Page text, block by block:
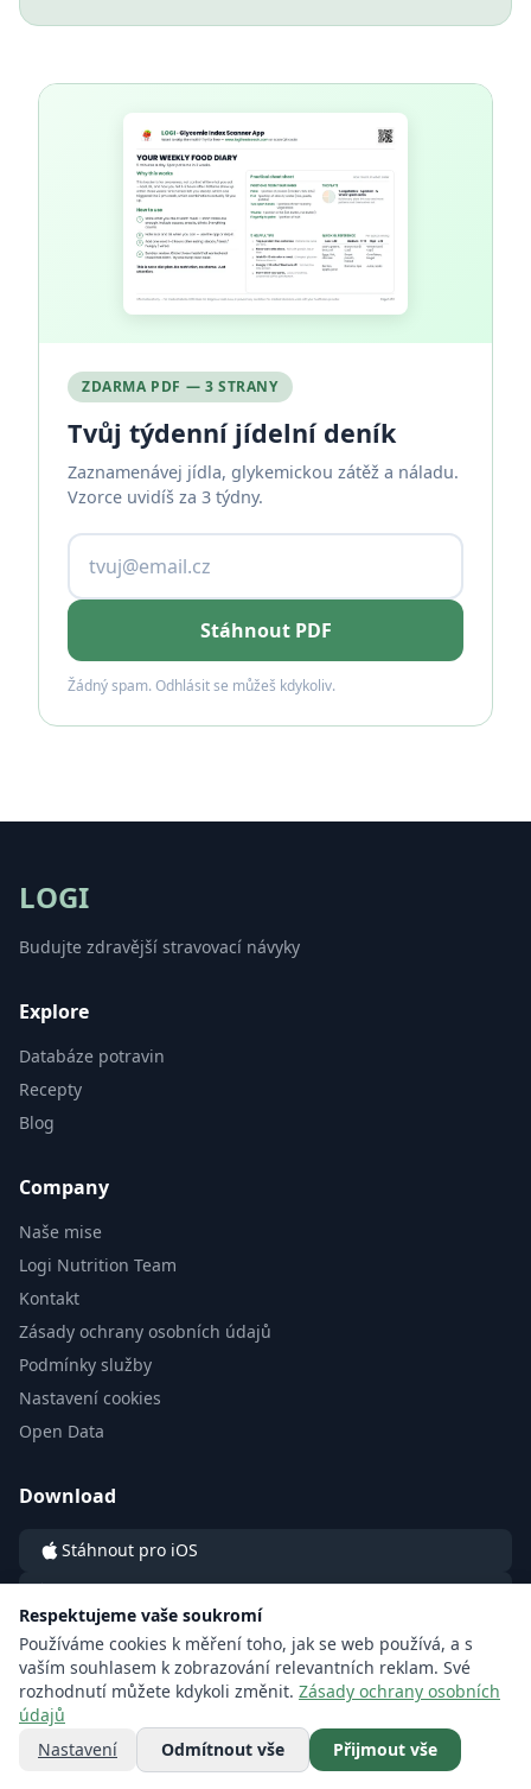
ZDARMA PDF — 3 STRANY
Tvůj týdenní jídelní deník
Zaznamenávej jídla, glykemickou zátěž a náladu.
Vzorce uvidíš za 3 týdny.
Stáhnout PDF
Žádný spam. Odhlásit se můžeš kdykoliv.
LOGI
Budujte zdravější stravovací návyky
Explore
Databáze potravin
Recepty
Blog
Company
Naše mise
Logi Nutrition Team
Kontakt
Zásady ochrany osobních údajů
Podmínky služby
Nastavení cookies
Open Data
Download
Stáhnout pro iOS
Stáhnout pro Android
© 2026 LOGI by LOGI Labs sp. z o.o. All rights reserved.
Respektujeme vaše soukromí
Používáme cookies k měření toho, jak se web používá, a s
vaším souhlasem k zobrazování relevantních reklam. Své
rozhodnutí můžete kdykoli změnit. Zásady ochrany osobních
údajů
Nastavení
Odmítnout vše Přijmout vše